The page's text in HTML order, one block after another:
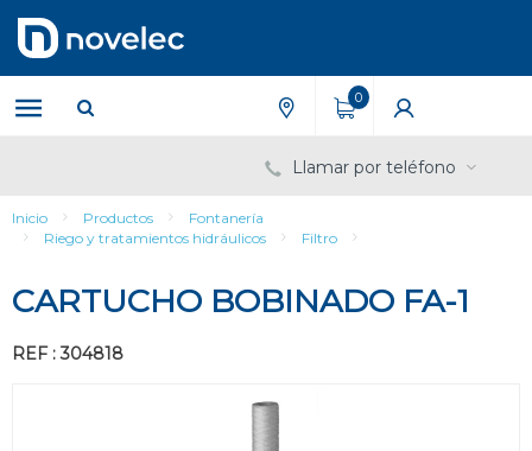
contenido
menú
de
navegación
0
Llamar por teléfono
Inicio Productos
Fontanería
Riego y tratamientos hidráulicos
Filtro
CARTUCHO BOBINADO FA-1
REF : 304818